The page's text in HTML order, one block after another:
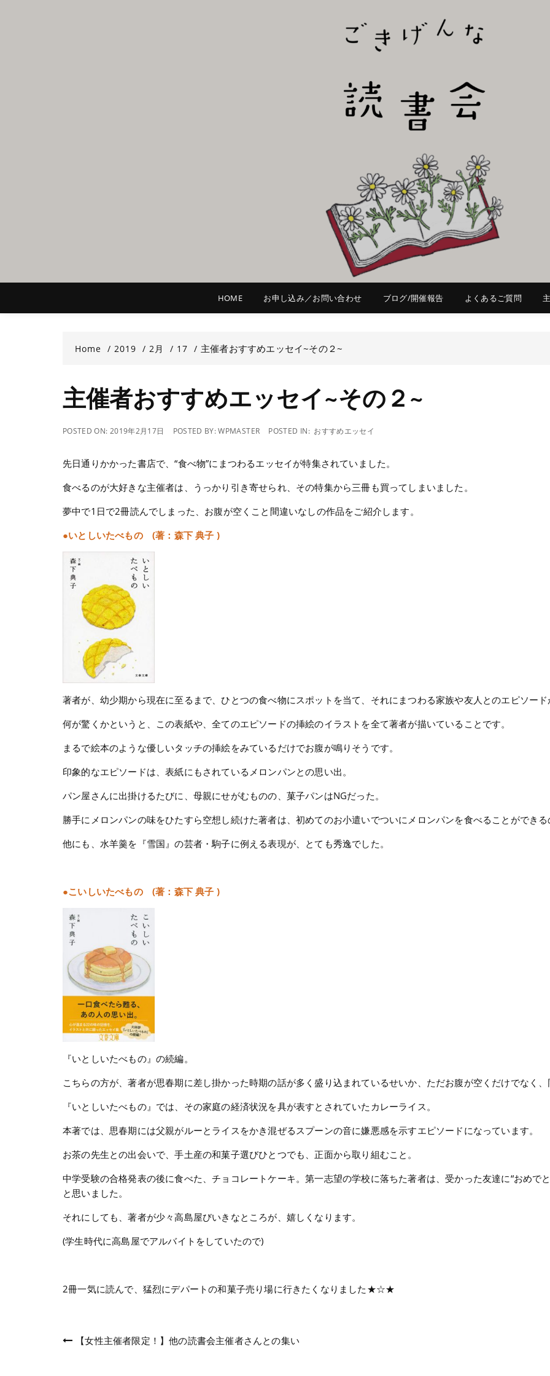
ごき
HOME お申し込み／お問い合わせ ブログ/開催報告 よくあるご質問
Home 2019 2月 17 主催者おすすめエッセイ~その２~
主催者おすすめエッセイ~その２~
POSTED ON: 2019年2月17日 POSTED BY:WPMASTER POSTED IN: おすすめエッセイ
先日通りかかった書店で、“食べ物”にまつわるエッセイが特集されていました。
食べるのが大好きな主催者は、うっかり引き寄せられ、その特集から三冊も買ってしまいました。
夢中で1日で2冊読んでしまった、お腹が空くこと間違いなしの作品をご紹介します。
●いとしいたべもの (著：森下 典子 )
著者が、幼少期から現在に至るまで、ひとつの食べ物にスポットを当て、それにまつわる家族や友人とのエピソード
何が驚くかというと、この表紙や、全てのエピソードの挿絵のイラストを全て著者が描いていることです。
まるで絵本のような優しいタッチの挿絵をみているだけでお腹が鳴りそうです。
印象的なエピソードは、表紙にもされているメロンパンとの思い出。
パン屋さんに出掛けるたびに、母親にせがむものの、菓子パンはNGだった。
勝手にメロンパンの味をひたすら空想し続けた著者は、初めてのお小遣いでついにメロンパンを食べることができる
他にも、水羊羹を『雪国』の芸者・駒子に例える表現が、とても秀逸でした。
●こいしいたべもの (著：森下 典子 )
『いとしいたべもの』の続編。
こちらの方が、著者が思春期に差し掛かった時期の話が多く盛り込まれているせいか、ただお腹が空くだけでなく
『いとしいたべもの』では、その家庭の経済状況を具が表すとされていたカレーライス。
本著では、思春期には父親がルーとライスをかき混ぜるスプーンの音に嫌悪感を示すエピソードになっています。
お茶の先生との出会いで、手土産の和菓子選びひとつでも、正面から取り組むこと。
中学受験の合格発表の後に食べた、チョコレートケーキ。第一志望の学校に落ちた著者は、受かった友達に“おめで
と思いました。
それにしても、著者が少々高島屋びいきなところが、嬉しくなります。
(学生時代に高島屋でアルバイトをしていたので)
2冊一気に読んで、猛烈にデパートの和菓子売り場に行きたくなりました★☆★
投【女性主催者限定！】他の読書会主催者さんとの集い